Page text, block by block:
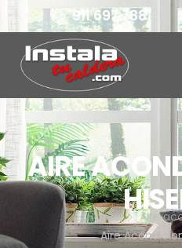
911 697 788
AIRE
Home
Aire
Aire